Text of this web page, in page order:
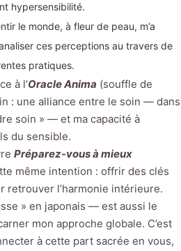
hypersensibilité.
le monde, à fleur de peau, m’a
ces perceptions au travers de
pratiques.
à l’Oracle Anima (souffle de
: une alliance entre le soin — dans
soin » — et ma capacité à
du sensible.
Préparez-vous à mieux
même intention : offrir des clés
retrouver l’harmonie intérieure.
» en japonais — est aussi le
mon approche globale. C’est
à cette part sacrée en vous,